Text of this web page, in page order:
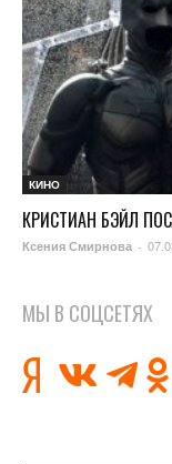
КИНО
КРИСТИАН БЭЙЛ
Ксения Смирнова -
МЫ В СОЦСЕТЯХ